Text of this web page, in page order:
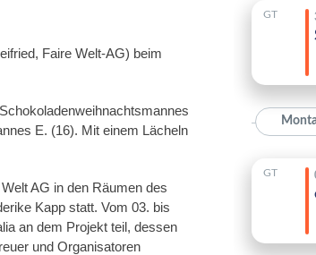
Faire Welt-AG) beim
E. (16). Mit einem Lächeln
AG in den Räumen des
Kapp statt. Vom 03. bis
an dem Projekt teil, dessen
und Organisatoren